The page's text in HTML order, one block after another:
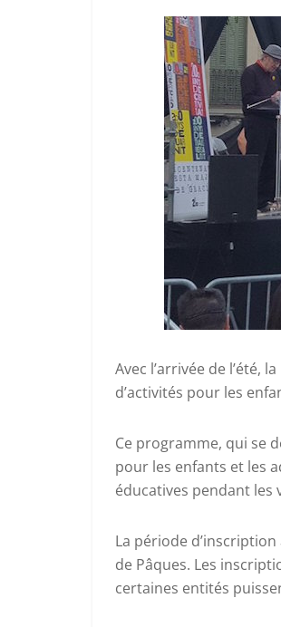
Avec l’arrivée de l’été,
d’activités pour les
Ce programme, qui se
pour les enfants et les
éducatives pendant les
La période
de Pâques. Les
certaines entités